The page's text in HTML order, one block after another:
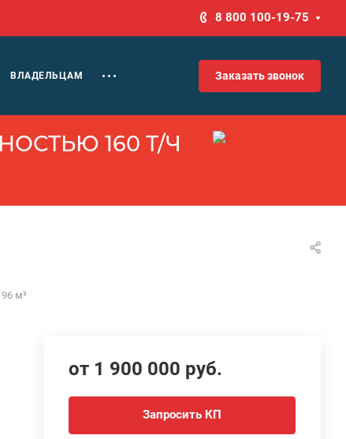
8 800 100-19-75
ВЛАДЕЛЬЦАМ Заказать звонок
160 Т/Ч
м³
от 1 900 000 руб.
Запросить КП